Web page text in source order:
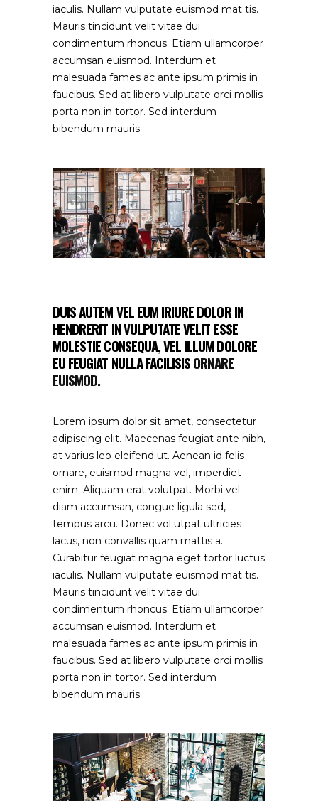
iaculis. Nullam vulputate euismod mat tis.
Mauris tincidunt velit vitae dui
condimentum rhoncus. Etiam ullamcorper
accumsan euismod. Interdum et
malesuada fames ac ante ipsum primis in
faucibus. Sed at libero vulputate orci mollis
porta non in tortor. Sed interdum
bibendum mauris.
DUIS AUTEM VEL EUM IRIURE DOLOR IN
HENDRERIT IN VULPUTATE VELIT ESSE
MOLESTIE CONSEQUA, VEL ILLUM DOLORE
EU FEUGIAT NULLA FACILISISORNARE
EUISMOD.
Lorem ipsum dolor sit amet, consectetur
adipiscing elit. Maecenas feugiat ante nibh,
at varius leo eleifend ut. Aenean id felis
ornare, euismod magna vel, imperdiet
enim. Aliquam erat volutpat. Morbi vel
diam accumsan, congue ligula sed,
tempus arcu. Donec vol utpat ultricies
lacus, non convallis quam mattis a.
Curabitur feugiat magna eget tortor luctus
iaculis. Nullam vulputate euismod mat tis.
Mauris tincidunt velit vitae dui
condimentum rhoncus. Etiam ullamcorper
accumsan euismod. Interdum et
malesuada fames ac ante ipsum primis in
faucibus. Sed at libero vulputate orci mollis
porta non in tortor. Sed interdum
bibendum mauris.